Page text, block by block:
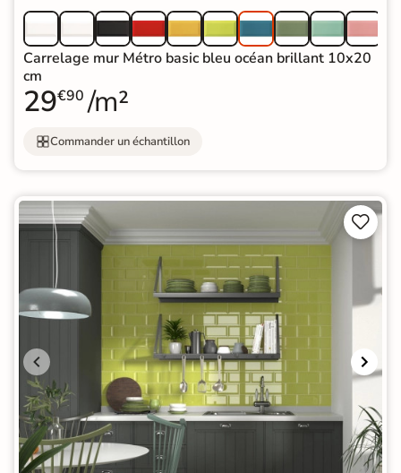
Carrelage mur Métro basic bleu océan brillant 10x20
cm
29€90 /m²
Commander un échantillon

